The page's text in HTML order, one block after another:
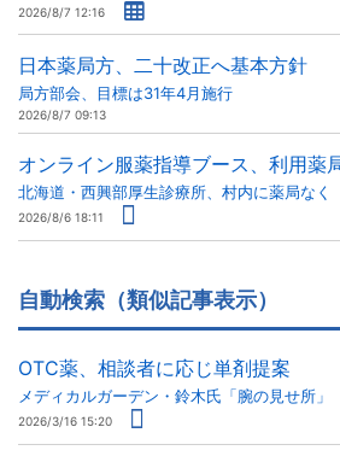
2026/8/7 12:16
日本薬局方、二十改正へ基本方針
局方部会、目標は31年4月施行
2026/8/7 09:13
オンライン服薬指導ブース、利用薬
北海道・西興部厚生診療所、村内に薬局なく
2026/8/6 18:11
自動検索（類似記事表示）
OTC薬、相談者に応じ単剤提案
メディカルガーデン・鈴木氏「腕の見せ所」
2026/3/16 15:20